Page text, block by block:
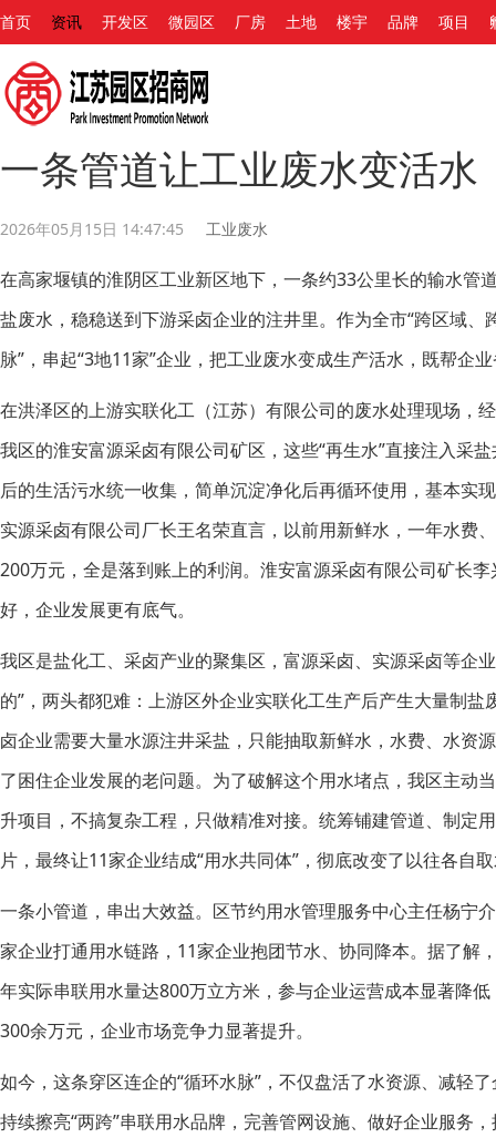
首页 资讯 开发区 微园区 厂房 土地 楼宇 品牌 项目
一条管道让工业废水变活水
2026年05月15日 14:47:45 工业废水
在高家堰镇的淮阴区工业新区地下，一条约33公里长的输水
盐废水，稳稳送到下游采卤企业的注井里。作为全市“跨区域
脉”，串起“3地11家”企业，把工业废水变成生产活水，既帮企
在洪泽区的上游实联化工（江苏）有限公司的废水处理现场，
我区的淮安富源采卤有限公司矿区，这些“再生水”直接注入采
后的生活污水统一收集，简单沉淀净化后再循环使用，基本实
实源采卤有限公司厂长王名荣直言，以前用新鲜水，一年水
200万元，全是落到账上的利润。淮安富源采卤有限公司矿长
好，企业发展更有底气。
我区是盐化工、采卤产业的聚集区，富源采卤、实源采卤等企
的”，两头都犯难：上游区外企业实联化工生产后产生大量制
卤企业需要大量水源注井采盐，只能抽取新鲜水，水费、水资
了困住企业发展的老问题。为了破解这个用水堵点，我区主动
升项目，不搞复杂工程，只做精准对接。统筹铺建管道、制定
片，最终让11家企业结成“用水共同体”，彻底改变了以往各自
一条小管道，串出大效益。区节约用水管理服务中心主任杨宁
家企业打通用水链路，11家企业抱团节水、协同降本。据了
年实际串联用水量达800万立方米，参与企业运营成本显著降
300余万元，企业市场竞争力显著提升。
如今，这条穿区连企的“循环水脉”，不仅盘活了水资源、减轻
持续擦亮“两跨”串联用水品牌，完善管网设施、做好企业服务